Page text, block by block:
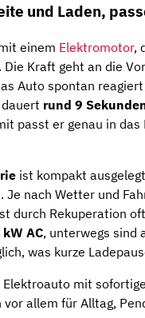
und Laden,
einem Elektromotor,
Die Kraft geht an die
Auto spontan
rund 9
passt er genau in
ist kompakt
Je nach Wetter und
durch Rekuperation
AC, unterwegs sind
was kurze
Elektroauto mit
vor allem für Alltag,